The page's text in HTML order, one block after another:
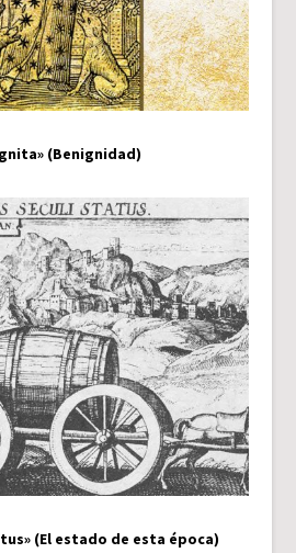
(Benignidad)
(El estado de esta época)